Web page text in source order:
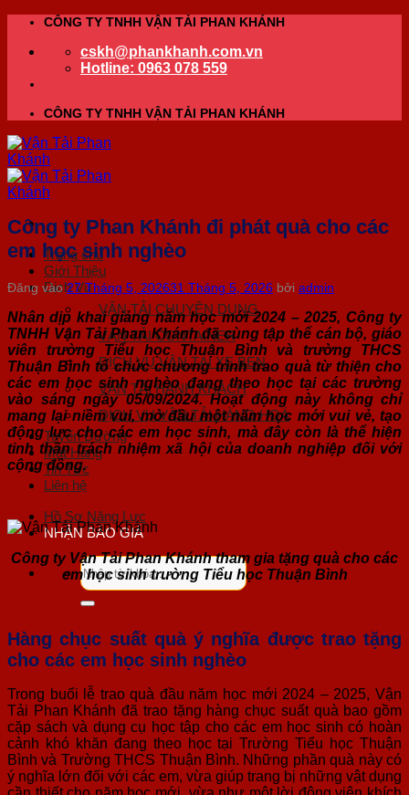
CÔNG TY TNHH VẬN TẢI PHAN KHÁNH
cskh@phankhanh.com.vn
Hotline: 0963 078 559
CÔNG TY TNHH VẬN TẢI PHAN KHÁNH
Trang chủ
Giới Thiệu
Dịch Vụ
VẬN TẢI CHUYÊN DỤNG
VẬN TẢI CONTAINER
DỊCH VỤ VẬN TẢI XE BEN
VẬN TẢI HÀNH KHÁCH
DỊCH VỤ VẬN TẢI HÀNG HOÁ
Tuyến Đường
Mặt Hàng
Tin Tức
Liên hệ
Hồ Sơ Năng Lực
NHẬN BÁO GIÁ
Tìm
kiếm:
Công ty Phan Khánh đi phát quà cho các
em học sinh nghèo
Đăng vào27 Tháng 5, 202631 Tháng 5, 2026 bởi admin
Nhân dịp khai giảng năm học mới 2024 – 2025, Công ty
TNHH Vận Tải Phan Khánh đã cùng tập thể cán bộ, giáo
viên trường Tiểu học Thuận Bình và trường THCS
Thuận Bình tổ chức chương trình trao quà từ thiện cho
các em học sinh nghèo đang theo học tại các trường
vào sáng ngày 05/09/2024. Hoạt động này không chỉ
mang lại niềm vui, mở đầu một năm học mới vui vẻ, tạo
động lực cho các em học sinh, mà đây còn là thể hiện
tinh thần trách nhiệm xã hội của doanh nghiệp đối với
cộng đồng.
Công ty Vận Tải Phan Khánh tham gia tặng quà cho các
em học sinh trường Tiểu học Thuận Bình
Hàng chục suất quà ý nghĩa được trao tặng
cho các em học sinh nghèo
Trong buổi lễ trao quà đầu năm học mới 2024 – 2025, Vận
Tải Phan Khánh đã trao tặng hàng chục suất quà bao gồm
cặp sách và dụng cụ học tập cho các em học sinh có hoàn
cảnh khó khăn đang theo học tại Trường Tiểu học Thuận
Bình và Trường THCS Thuận Bình. Những phần quà này có
ý nghĩa lớn đối với các em, vừa giúp trang bị những vật dụng